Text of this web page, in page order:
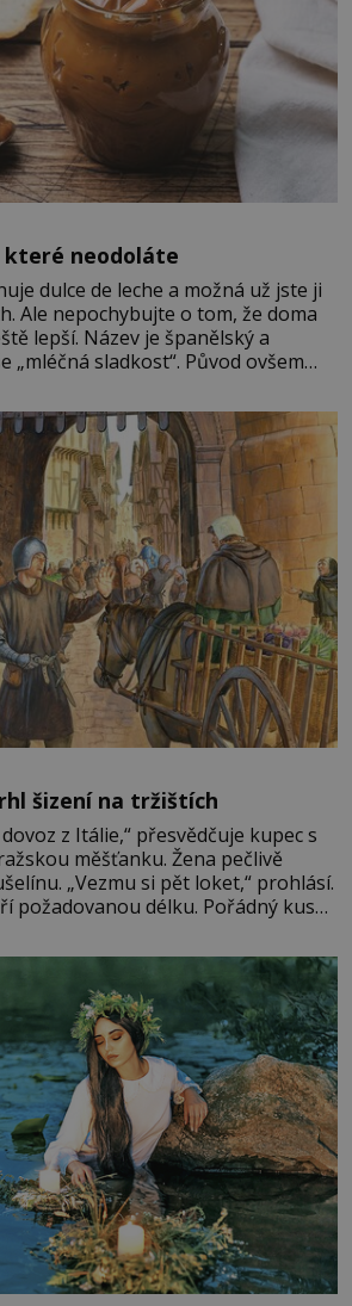
které neodoláte
dulce de leche a možná už jste ji
Ale nepochybujte o tom, že doma
lepší. Název je španělský a
„mléčná sladkost“. Původ ovšem
zemí a k tomu
šizení na tržištích
z Itálie,“ přesvědčuje kupec s
měšťanku. Žena pečlivě
„Vezmu si pět loket,“ prohlásí.
požadovanou délku. Pořádný kus
na sukni,“ zhodnotí švadlena
„Ošidili vás, podívejte.“